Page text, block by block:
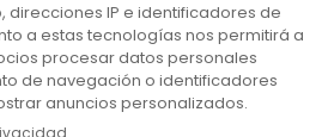
Malongo